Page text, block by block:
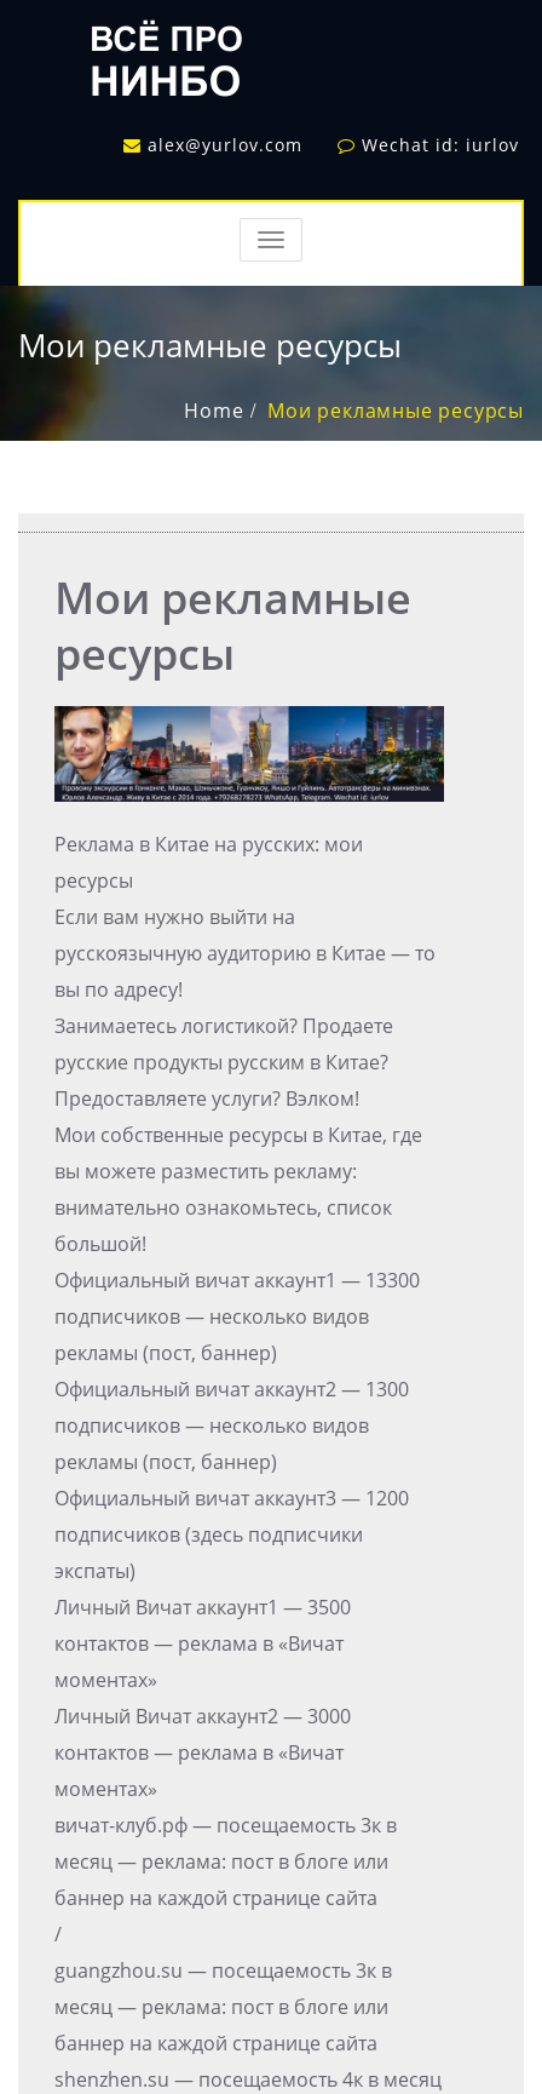
alex@yurlov.com Wechat id: iurlov
TOGGLE
NAVIGATION
Мои рекламные ресурсы
Home Мои рекламные ресурсы
Мои рекламные
ресурсы
Реклама в Китае на русских: мои
ресурсы
Если вам нужно выйти на
русскоязычную аудиторию в Китае — то
вы по адресу!
Занимаетесь логистикой? Продаете
русские продукты русским в Китае?
Предоставляете услуги? Вэлком!
Мои собственные ресурсы в Китае, где
вы можете разместить рекламу:
внимательно ознакомьтесь, список
большой!
Официальный вичат аккаунт1 — 13300
подписчиков — несколько видов
рекламы (пост, баннер)
Официальный вичат аккаунт2 — 1300
подписчиков — несколько видов
рекламы (пост, баннер)
Официальный вичат аккаунт3 — 1200
подписчиков (здесь подписчики
экспаты)
Личный Вичат аккаунт1 — 3500
контактов — реклама в «Вичат
моментах»
Личный Вичат аккаунт2 — 3000
контактов — реклама в «Вичат
моментах»
вичат-клуб.рф — посещаемость 3к в
месяц — реклама: пост в блоге или
баннер на каждой странице сайта
/
guangzhou.su — посещаемость 3к в
месяц — реклама: пост в блоге или
баннер на каждой странице сайта
shenzhen.su — посещаемость 4к в месяц